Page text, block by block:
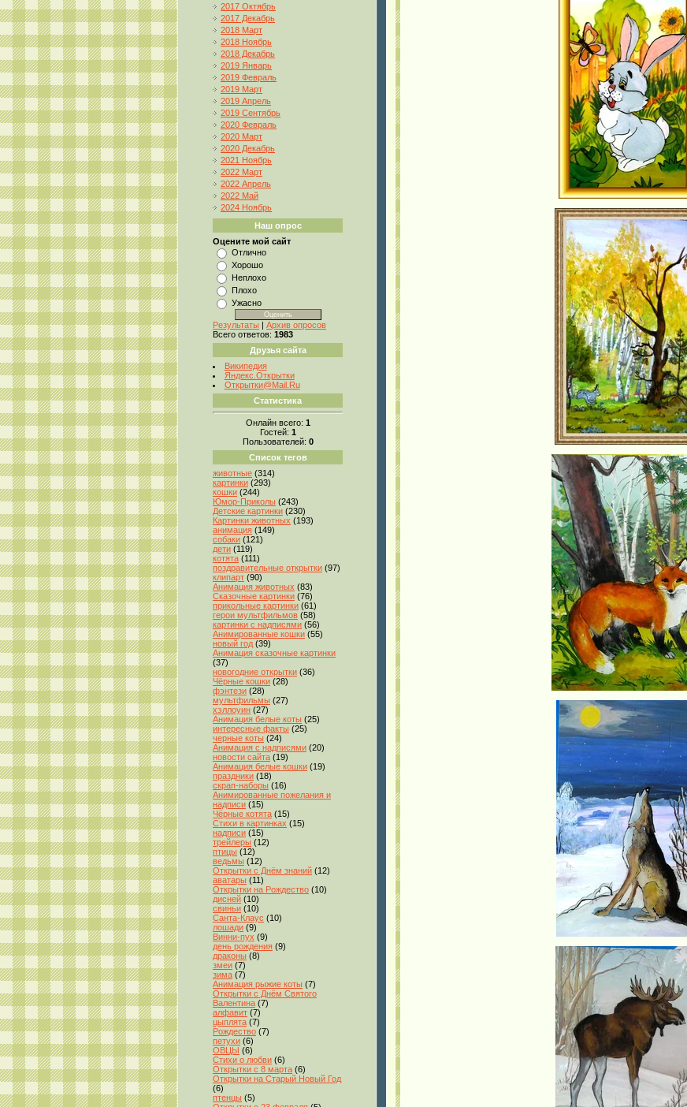
2017 Октябрь
2017 Декабрь
2018 Март
2018 Ноябрь
2018 Декабрь
2019 Январь
2019 Февраль
2019 Март
2019 Апрель
2019 Сентябрь
2020 Февраль
2020 Март
2020 Декабрь
2021 Ноябрь
2022 Март
2022 Апрель
2022 Май
2024 Ноябрь
Наш опрос
Оцените мой сайт
Отлично
Хорошо
Неплохо
Плохо
Ужасно
Результаты | Архив опросов
Всего ответов: 1983
Друзья сайта
Википедия
Яндекс.Открытки
Открытки@Mail.Ru
Статистика
Онлайн всего: 1
Гостей: 1
Пользователей: 0
Список тегов
животные (314)
картинки (293)
кошки (244)
Юмор-Приколы (243)
Детские картинки (230)
Картинки животных (193)
анимация (149)
собаки (121)
дети (119)
котята (111)
поздравительные открытки (97)
клипарт (90)
Анимация животных (83)
Сказочные картинки (76)
прикольные картинки (61)
герои мультфильмов (58)
картинки с надписями (56)
Анимированные кошки (55)
новый год (39)
Анимация сказочные картинки
(37)
новогодние открытки (36)
Чёрные кошки (28)
фэнтези (28)
мультфильмы (27)
хэллоуин (27)
Анимация белые коты (25)
интересные факты (25)
черные коты (24)
Анимация с надписями (20)
новости сайта (19)
Анимация белые кошки (19)
праздники (18)
скрап-наборы (16)
Анимированные пожелания и
надписи (15)
Чёрные котята (15)
Стихи в картинках (15)
надписи (15)
трейлеры (12)
птицы (12)
ведьмы (12)
Открытки с Днём знаний (12)
аватары (11)
Открытки на Рождество (10)
дисней (10)
свиньи (10)
Санта-Клаус (10)
лошади (9)
Винни-пух (9)
день рождения (9)
драконы (8)
змеи (7)
зима (7)
Анимация рыжие коты (7)
Открытки с Днём Святого
Валентина (7)
алфавит (7)
цыплята (7)
Рождество (7)
петухи (6)
ОВЦЫ (6)
Стихи о любви (6)
Открытки с 8 марта (6)
Открытки на Старый Новый Год
(6)
птенцы (5)